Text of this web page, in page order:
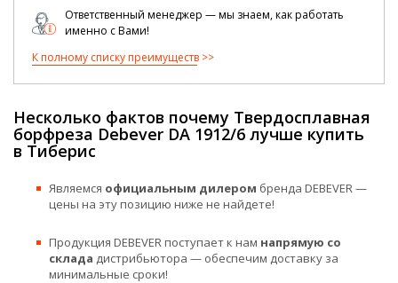
Ответственный менеджер — мы знаем, как работать
именно с Вами!
К полному списку преимуществ
Несколько фактов почему Твердосплавная
борфреза Debever DA 1912/6 лучше купить
в Тиберис
Являемся официальным дилером бренда DEBEVER —
цены на эту позицию ниже не найдете!
Продукция DEBEVER поступает к нам напрямую со
склада дистрибьютора — обеспечим доставку за
минимальные сроки!